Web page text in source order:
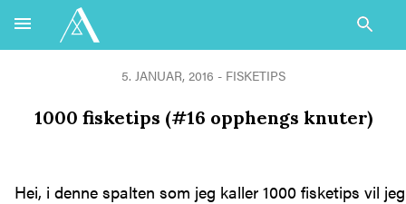
5. JANUAR, 2016 - FISKETIPS
1000 fisketips (#16 opphengs knuter)
Hei, i denne spalten som jeg kaller 1000 fisketips vil